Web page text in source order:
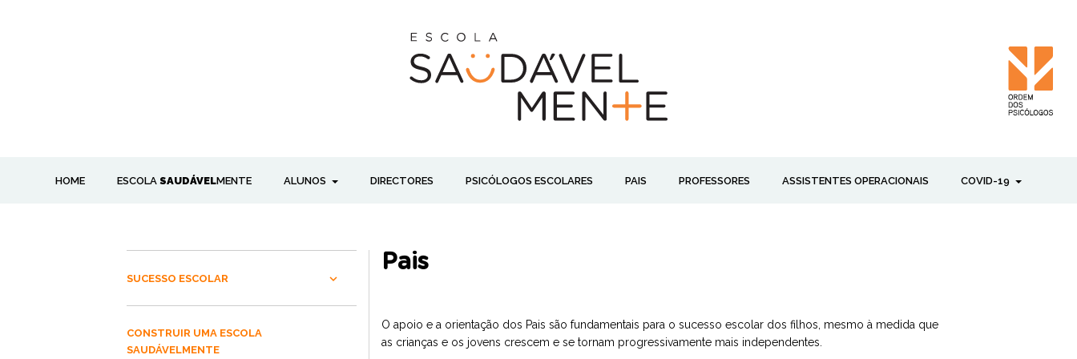
HOME ESCOLASAUDÁVELMENTE ALUNOS DIRECTORES PSICÓLOGOS ESCOLARES PAIS PROFESSORES ASSISTENTES OPERACIONAIS COVID-19
SUCESSO ESCOLAR
CONSTRUIR UMA ESCOLA
SAUDÁVELMENTE
Pais
O apoio e a orientação dos Pais são fundamentais para o sucesso escolar dos filhos, mesmo à medida que
as crianças e os jovens crescem e se tornam progressivamente mais independentes.